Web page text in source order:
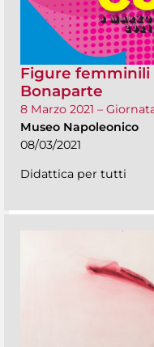
Figure femminili
Bonaparte
8 Marzo 2021 –
Museo Napoleonico
08/03/2021
Didattica per tutti